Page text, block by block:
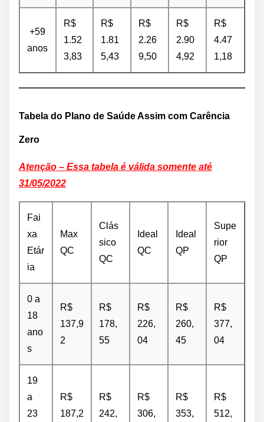
+59
anos
R$
1.52
3,83
R$
1.81
5,43
R$
2.26
9,50
R$
2.90
4,92
R$
4.47
1,18
Tabela do Plano de Saúde Assim com Carência
Zero
Atenção – Essa tabela é válida somente até
31/05/2022
Fai
xa
Etár
ia
Max
QC
Clás
sico
QC
Ideal
QC
Ideal
QP
Supe
rior
QP
0 a
18
ano
s
R$
137,9
2
R$
178,
55
R$
226,
04
R$
260,
45
R$
377,
04
19
a
23
R$
187,2
R$
242,
R$
306,
R$
353,
R$
512,